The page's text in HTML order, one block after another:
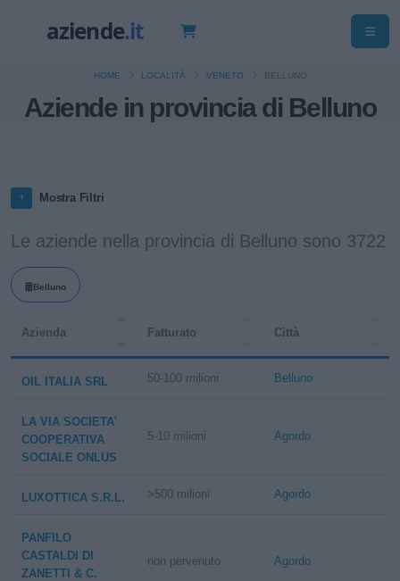
Aziende in provincia di Belluno
HOME LOCALITÀ VENETO BELLUNO
Mostra Filtri
Le aziende nella provincia di Belluno sono 3722
Belluno
Azienda Fatturato Città
OIL ITALIA SRL 50-100 milioni Belluno
LA VIA SOCIETA'
COOPERATIVA
SOCIALE ONLUS
5-10 milioni Agordo
LUXOTTICA S.R.L. >500 milioni Agordo
PANFILO
CASTALDI DI
ZANETTI & C.
non pervenuto Agordo